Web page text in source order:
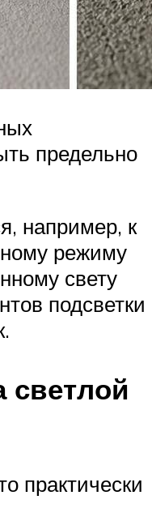
предельно
например, к
режиму
свету
подсветки
практически